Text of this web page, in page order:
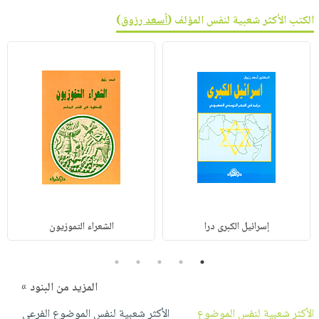
الكتب الأكثر شعبية لنفس المؤلف (أسعد رزوق)
إسرائيل الكبرى درا الشعراء التموزيون
1
2
3
4
5
المزيد من البنود »
الأكثر شعبية لنفس الموضوع
الأكثر شعبية لنفس الموضوع الفرعي